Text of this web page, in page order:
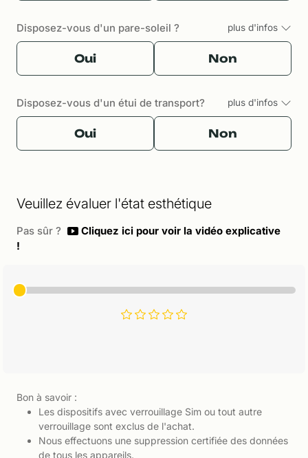
Disposez-vous d'un pare-soleil ? plus d'infos
Oui Non
Disposez-vous d'un étui de transport? plus d'infos
Oui Non
Veuillez évaluer l'état esthétique
Pas sûr ?
Cliquez ici pour voir la vidéo explicative
!
Bon à savoir :
Les dispositifs avec verrouillage Sim ou tout autre
verrouillage sont exclus de l'achat.
Nous effectuons une suppression certifiée des données
de tous les appareils.